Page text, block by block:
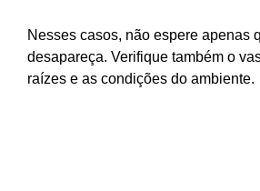
Nesses casos, não espere apenas
desapareça. Verifique também o
raízes e as condições do ambiente.